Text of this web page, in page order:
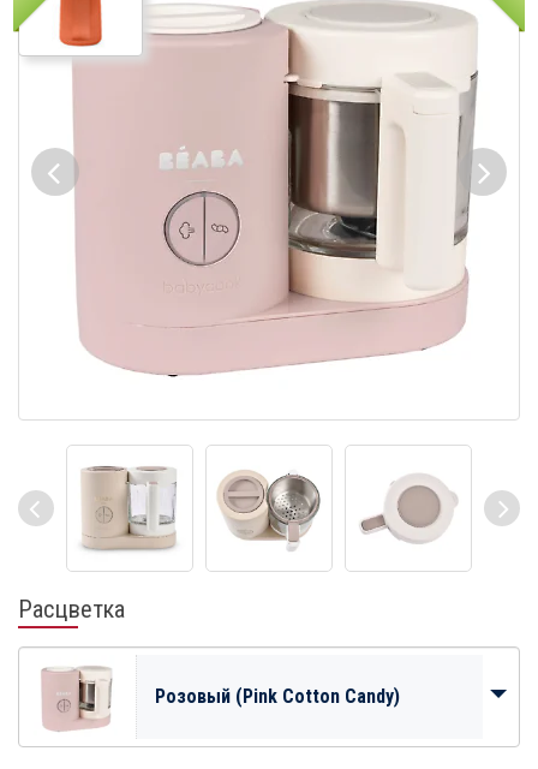
Расцветка
Розовый (Pink Cotton Candy)